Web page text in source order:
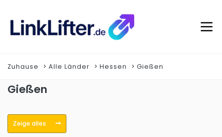
Zuhause Alle Länder Hessen Gießen
Gießen
Zeige alles